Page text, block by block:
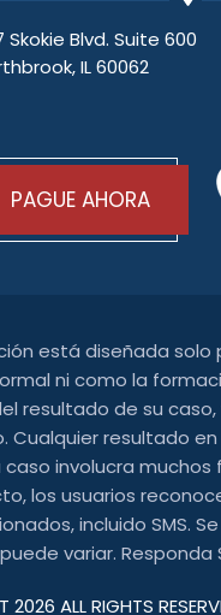
Skokie Blvd. Suite 600
IL 60062
PAGUE AHORA
está diseñada
ni como la
resultado de su
resultado
involucra
los usuarios
incluido SMS.
variar.
ALL RIGHTS